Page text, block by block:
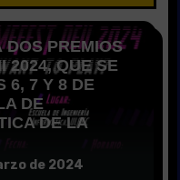
DOS PREMIOS
2024, QUE SE
6, 7 Y 8 DE
DE
DE LA
de 2024